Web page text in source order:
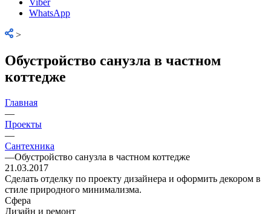
Viber
WhatsApp
>
Обустройство санузла в частном
коттедже
Главная
—
Проекты
—
Сантехника
—Обустройство санузла в частном коттедже
21.03.2017
Сделать отделку по проекту дизайнера и оформить декором в
стиле природного минимализма.
Сфера
Дизайн и ремонт